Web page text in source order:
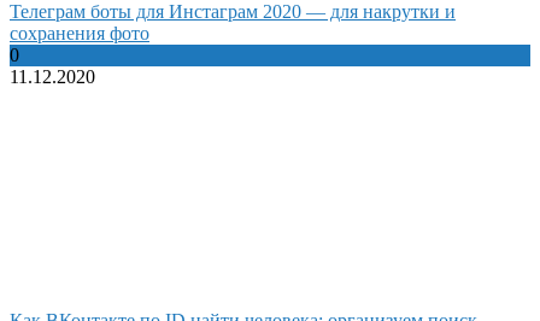
Телеграм боты для Инстаграм 2020 — для накрутки и
сохранения фото
0
11.12.2020